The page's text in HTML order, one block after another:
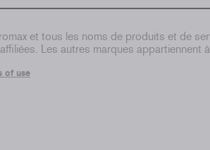
et tous les noms de produits et de
Les autres marques appartiennent
of use